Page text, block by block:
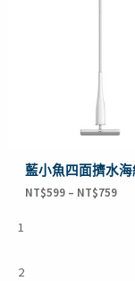
藍小魚四面擠水
NT$599– NT$759
1
2